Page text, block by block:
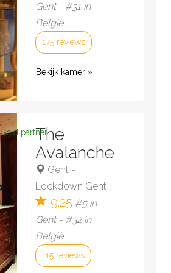
Gent - #31 in
België
175 reviews
Bekijk kamer »
Gold partnerThe
Avalanche
Gent -
Lockdown Gent
9.25 #5 in
Gent - #32 in
België
115 reviews